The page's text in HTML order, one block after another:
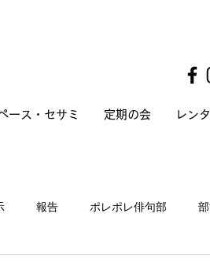
ース・セサミ 定期の会 レン
報告 ポレポレ俳句部